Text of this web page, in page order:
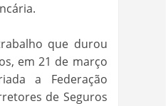
que durou
em 21 de março
a Federação
de Seguros